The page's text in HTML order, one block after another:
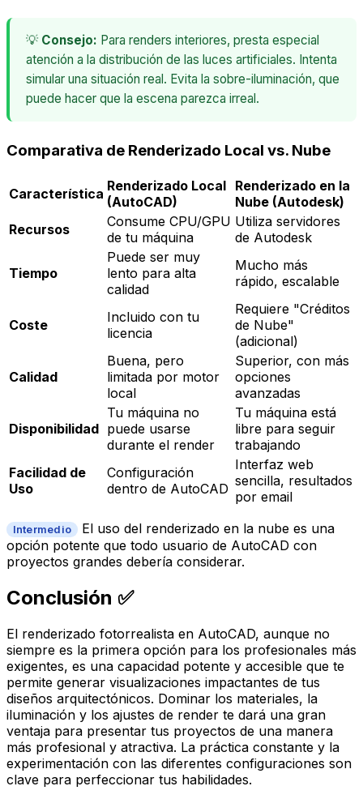
💡 Consejo: Para renders interiores, presta especial
atención a la distribución de las luces artificiales. Intenta
simular una situación real. Evita la sobre-iluminación, que
puede hacer que la escena parezca irreal.
Comparativa de Renderizado Local vs. Nube
Característica Renderizado Local
(AutoCAD)
Renderizado en la
Nube (Autodesk)
Recursos
Consume CPU/GPU
de tu máquina
Utiliza servidores
de Autodesk
Tiempo
Puede ser muy
lento para alta
calidad
Mucho más
rápido, escalable
Coste
Incluido con tu
licencia
Requiere "Créditos
de Nube"
(adicional)
Calidad
Buena, pero
limitada por motor
local
Superior, con más
opciones
avanzadas
Disponibilidad
Tu máquina no
puede usarse
durante el render
Tu máquina está
libre para seguir
trabajando
Facilidad de
Uso
Configuración
dentro de AutoCAD
Interfaz web
sencilla, resultados
por email
Intermedio El uso del renderizado en la nube es una
opción potente que todo usuario de AutoCAD con
proyectos grandes debería considerar.
Conclusión ✅
El renderizado fotorrealista en AutoCAD, aunque no
siempre es la primera opción para los profesionales más
exigentes, es una capacidad potente y accesible que te
permite generar visualizaciones impactantes de tus
diseños arquitectónicos. Dominar los materiales, la
iluminación y los ajustes de render te dará una gran
ventaja para presentar tus proyectos de una manera
más profesional y atractiva. La práctica constante y la
experimentación con las diferentes configuraciones son
clave para perfeccionar tus habilidades.